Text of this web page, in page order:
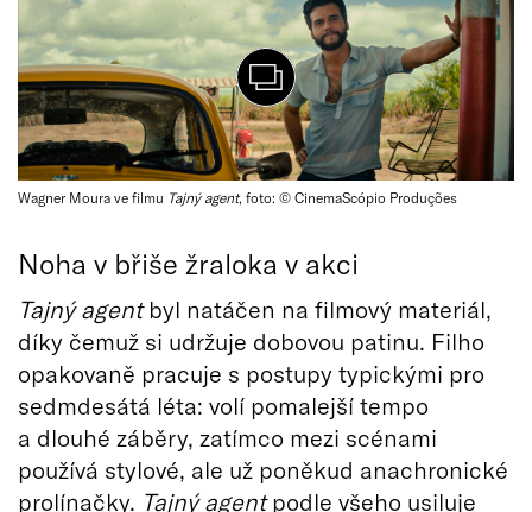
Wagner Moura ve filmu Tajný agent, foto: © CinemaScópio Produções
Noha v břiše žraloka v akci
Tajný agentbyl natáčen na filmový materiál,
díky čemuž si udržuje dobovou patinu. Filho
opakovaně pracuje s postupy typickými pro
sedmdesátá léta: volí pomalejší tempo
a dlouhé záběry, zatímco mezi scénami
používá stylové, ale už poněkud anachronické
prolínačky. Tajný agentpodle všeho usiluje